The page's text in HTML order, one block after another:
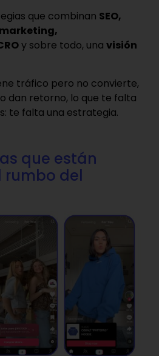
que combinan SEO,
y sobre todo, una visión
tráfico pero no convierte,
dan retorno, lo que te falta
te falta una estrategia.
que están
rumbo del